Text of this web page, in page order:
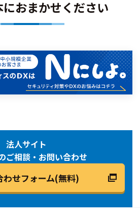
おまかせください
法人サイト
ご相談・お問い合わせ
わせフォーム(無料)